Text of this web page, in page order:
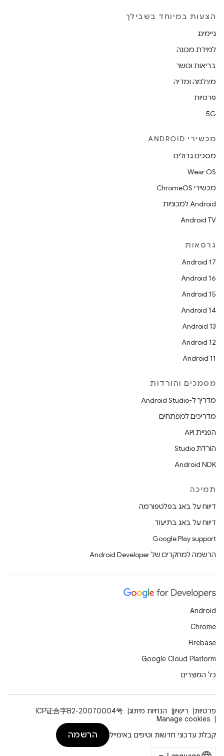
הצעות במיוחד בשבילך
גיימינג
למידת מכונה
בריאות וכושר
מצלמה ומדיה
פרטיות
5G
מכשירי ANDROID
מסכים גדולים
Wear OS
מכשירי ChromeOS
Android למכוניות
Android TV
גרסאות
Android 17
Android 16
Android 15
Android 14
Android 13
Android 12
Android 11
מסמכים והורדות
מדריך ל-Android Studio
מדריכים למפתחים
הפניית API
הורדת Studio
Android NDK
תמיכה
דיווח על באג בפלטפורמה
דיווח על באג בתיעוד
Google Play support
הרשמה למחקרים של Android Developer
Android
Chrome
Firebase
Google Cloud Platform
כל המוצרים
פרטיות רישיון הנחיות מיתוג
ICP证合字B2-20070004号
Manage cookies
קבלת עדכוני חדשות וטיפים באימייל
הרשמה